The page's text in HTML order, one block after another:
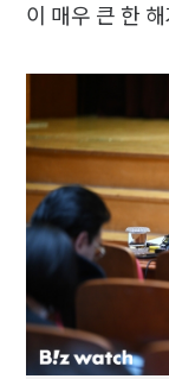
이 매우 큰 한